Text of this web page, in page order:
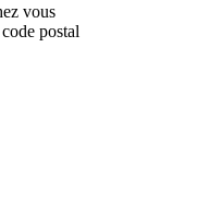
vous
postal